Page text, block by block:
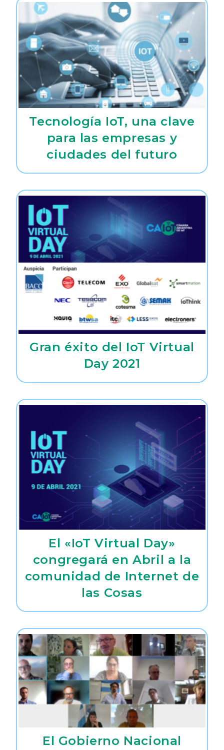
Tecnología IoT, una clave
para las empresas y
ciudades del futuro
Gran éxito del IoT Virtual
Day 2021
El «IoT Virtual Day»
congregará en Abril a la
comunidad de Internet de
las Cosas
El Gobierno Nacional